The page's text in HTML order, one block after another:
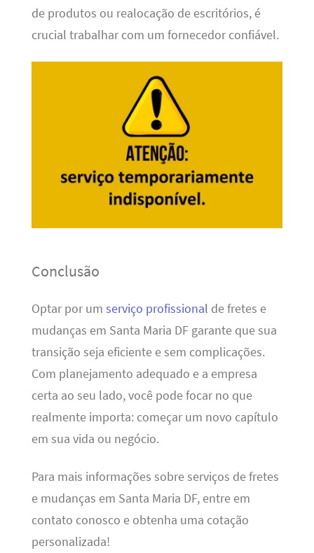
de produtos ou realocação de escritórios, é
crucial trabalhar com um fornecedor confiável.
Conclusão
Optar por um serviço profissional de fretes e
mudanças em Santa Maria DF garante que sua
transição seja eficiente e sem complicações.
Com planejamento adequado e a empresa
certa ao seu lado, você pode focar no que
realmente importa: começar um novo capítulo
em sua vida ou negócio.
Para mais informações sobre serviços de fretes
e mudanças em Santa Maria DF, entre em
contato conosco e obtenha uma cotação
personalizada!